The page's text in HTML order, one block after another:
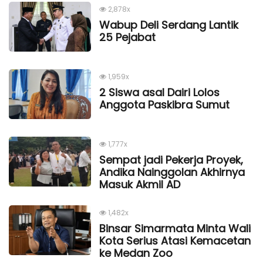
2,878x
Wabup Deli Serdang Lantik
25 Pejabat
1,959x
2 Siswa asal Dairi Lolos
Anggota Paskibra Sumut
1,777x
Sempat jadi Pekerja Proyek,
Andika Nainggolan Akhirnya
Masuk Akmil AD
1,482x
Binsar Simarmata Minta Wali
Kota Serius Atasi Kemacetan
ke Medan Zoo